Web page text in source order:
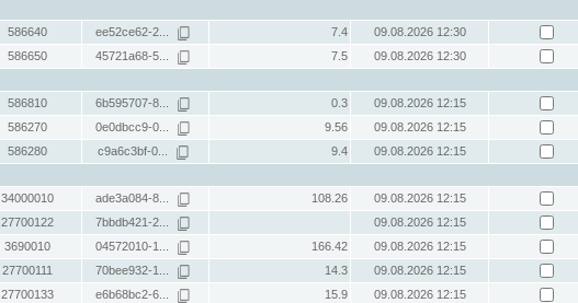
586640 ee52ce62-2... 7.4
09.08.2026 12:30
586650 45721a68-5... 7.5
09.08.2026 12:30
586810 6b595707-8... 0.3
09.08.2026 12:15
586270 0e0dbcc9-0... 9.56
09.08.2026 12:15
586280 c9a6c3bf-0... 9.4
09.08.2026 12:15
34000010 ade3a084-8... 108.26
09.08.2026 12:15
27700122 7bbdb421-2...
09.08.2026 12:15
3690010 04572010-1... 166.42
09.08.2026 12:15
27700111 70bee932-1... 14.3
09.08.2026 12:15
27700133 e6b68bc2-6... 15.9
09.08.2026 12:15